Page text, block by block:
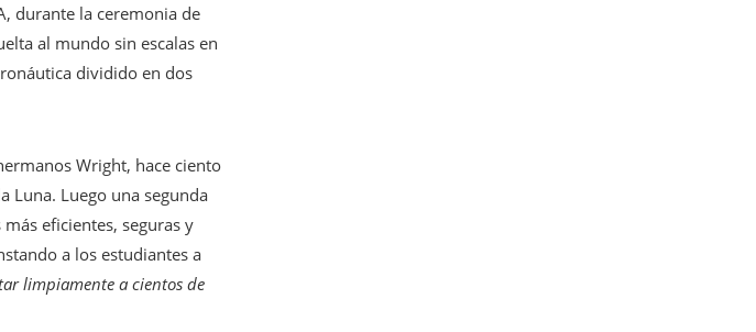
durante la ceremonia de
al mundo sin escalas en
dividido en dos
Wright, hace ciento
Luna. Luego una segunda
eficientes, seguras y
a los estudiantes a
limpiamente a cientos de